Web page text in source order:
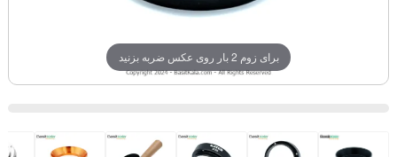
برای زوم 2 بار روی عکس ضربه بزنید